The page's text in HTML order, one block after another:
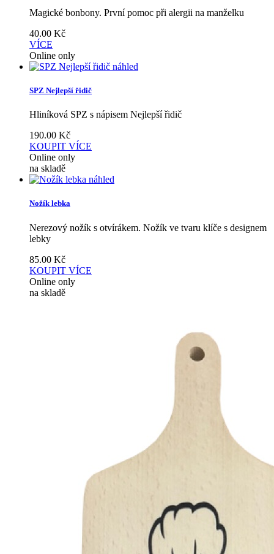
Magické bonbony. První pomoc při alergii na manželku
40.00 Kč
VÍCE
Online only
náhled
SPZ Nejlepší řidič
Hliníková SPZ s nápisem Nejlepší řidič
190.00 Kč
KOUPIT VÍCE
Online only
na skladě
náhled
Nožík lebka
Nerezový nožík s otvírákem. Nožík ve tvaru klíče s designem
lebky
85.00 Kč
KOUPIT VÍCE
Online only
na skladě